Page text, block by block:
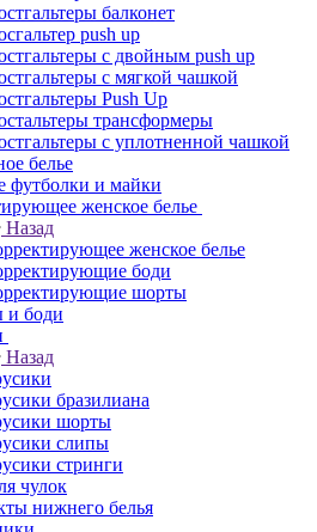
балконет
push up
с двойным push up
с мягкой чашкой
Push Up
трансформеры
с уплотненной чашкой
белье
футболки и майки
женское белье
Назад
женское белье
боди
шорты
и боди
Назад
бразилиана
шорты
слипы
стринги
чулок
нижнего белья